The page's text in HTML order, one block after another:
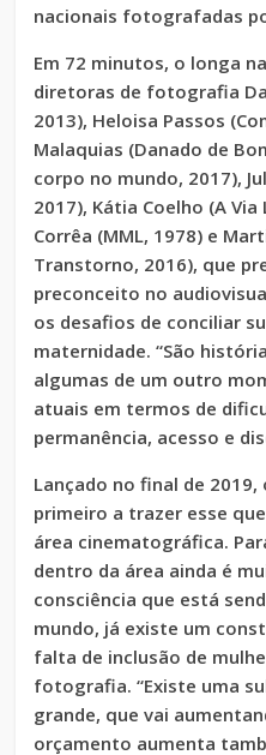
nacionais fotografadas
Em 72 minutos, o longa
diretoras de fotografia
2013), Heloisa Passos
Malaquias (Danado de
corpo no mundo, 2017),
2017), Kátia Coelho (A
Corrêa (MML, 1978) e
Transtorno, 2016), que
preconceito no
os desafios de conciliar
maternidade. “São
algumas de um outro
atuais em termos de
permanência, acesso e
Lançado no final de
primeiro a trazer esse
área cinematográfica.
dentro da área ainda é
consciência que está
mundo, já existe um
falta de inclusão de
fotografia. “Existe uma
grande, que vai
orçamento aumenta